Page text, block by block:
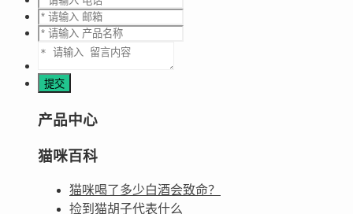
产品中心
猫咪百科
猫咪喝了多少白酒会致命？
捡到猫胡子代表什么